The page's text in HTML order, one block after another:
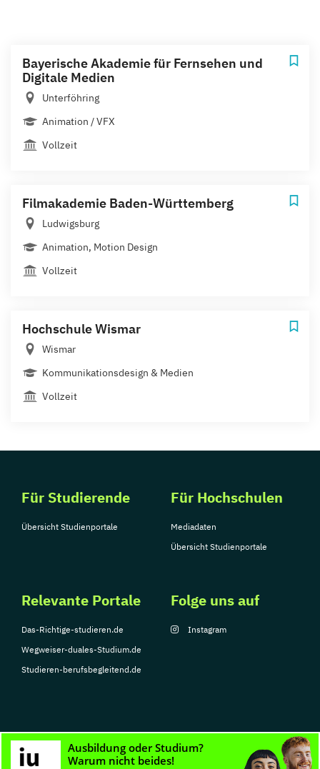
Bayerische Akademie für Fernsehen und
Digitale Medien
Unterföhring
Animation / VFX
Vollzeit
Filmakademie Baden-Württemberg
Ludwigsburg
Animation, Motion Design
Vollzeit
Hochschule Wismar
Wismar
Kommunikationsdesign & Medien
Vollzeit
Für Studierende
Übersicht Studienportale
Für Hochschulen
Mediadaten
Übersicht Studienportale
Relevante Portale
Das-Richtige-studieren.de
Wegweiser-duales-Studium.de
Studieren-berufsbegleitend.de
Folge uns auf
Instagram
© Copyright 2026, TarGroup Media GmbH